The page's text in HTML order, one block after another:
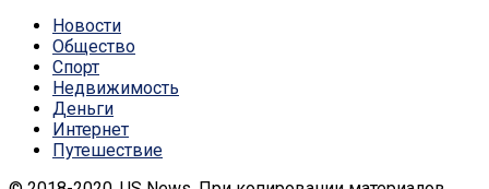
Новости
Общество
Спорт
Недвижимость
Деньги
Интернет
Путешествие